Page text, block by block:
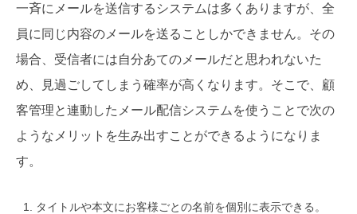
一斉にメールを送信するシステムは多くありますが、全
員に同じ内容のメールを送ることしかできません。その
場合、受信者には自分あてのメールだと思われないた
め、見過ごしてしまう確率が高くなります。そこで、顧
客管理と連動したメール配信システムを使うことで次の
ようなメリットを生み出すことができるようになりま
す。
タイトルや本文にお客様ごとの名前を個別に表示できる。